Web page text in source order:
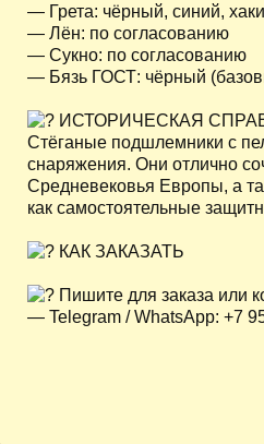
— Грета: чёрный, синий,
— Лён: по согласованию
— Сукно: по согласованию
— Бязь ГОСТ: чёрный
ИСТОРИЧЕСКАЯ
Стёганые подшлемники с
снаряжения. Они отлично
Средневековья Европы, а
как самостоятельные
КАК ЗАКАЗАТЬ
Пишите для заказа или
— Telegram / WhatsApp: +7